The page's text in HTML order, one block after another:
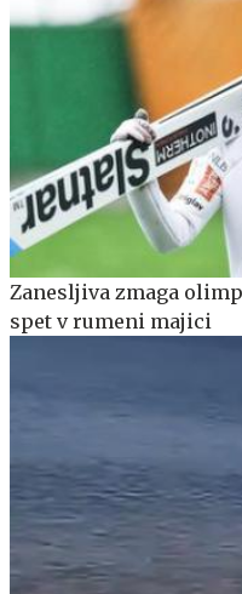
Zanesljiva zmaga
spet v rumeni majici